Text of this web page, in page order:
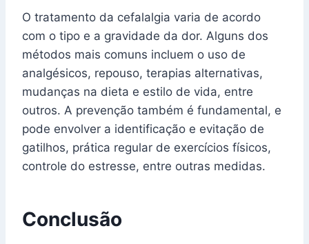
O tratamento da cefalalgia varia de acordo
com o tipo e a gravidade da dor. Alguns dos
métodos mais comuns incluem o uso de
analgésicos, repouso, terapias alternativas,
mudanças na dieta e estilo de vida, entre
outros. A prevenção também é fundamental, e
pode envolver a identificação e evitação de
gatilhos, prática regular de exercícios físicos,
controle do estresse, entre outras medidas.
Conclusão